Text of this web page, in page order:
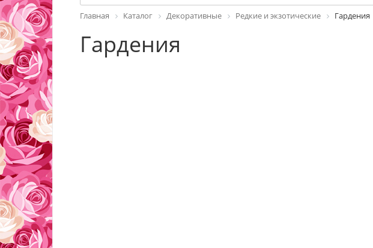
Главная Каталог Декоративные Редкие и экзотические Гардения
Гардения